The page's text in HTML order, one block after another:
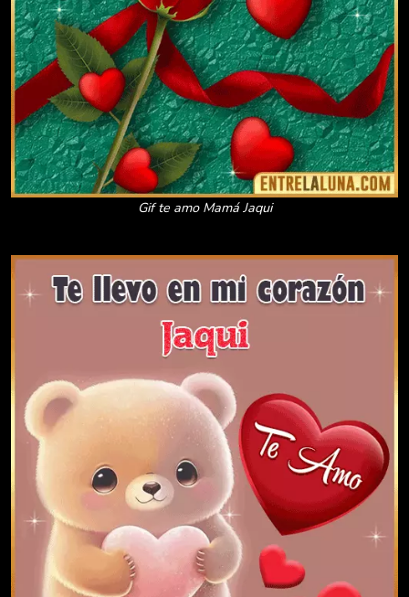
Gif te amo Mamá Jaqui